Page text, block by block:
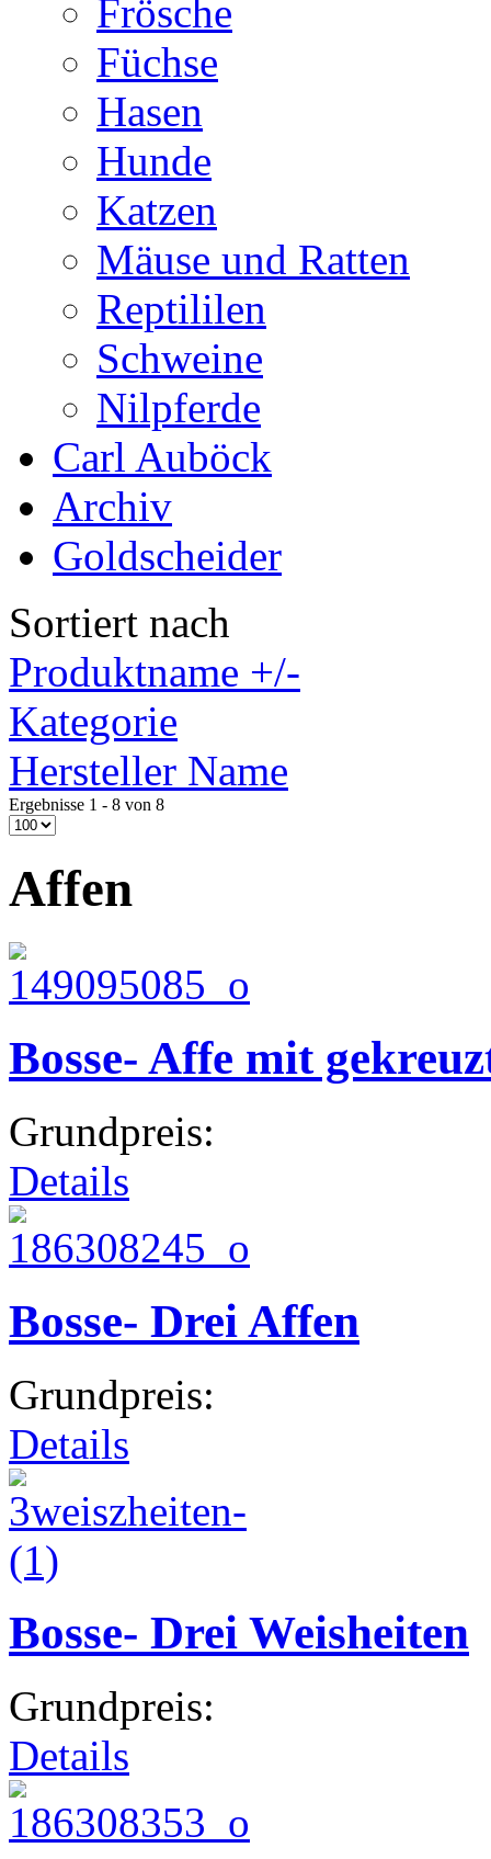
Frösche
Füchse
Hasen
Hunde
Katzen
Mäuse und Ratten
Reptililen
Schweine
Nilpferde
Carl Auböck
Archiv
Goldscheider
Sortiert nach
Produktname +/-
Kategorie
Hersteller Name
Ergebnisse 1 - 8 von 8
Affen
Bosse- Affe mit
Grundpreis:
Details
Bosse- Drei Affen
Grundpreis:
Details
Bosse- Drei Weisheiten
Grundpreis:
Details